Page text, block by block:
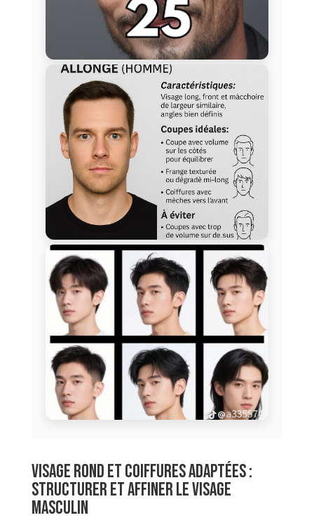
Visage rond et coiffures adaptées :
structurer et affiner le visage
masculin